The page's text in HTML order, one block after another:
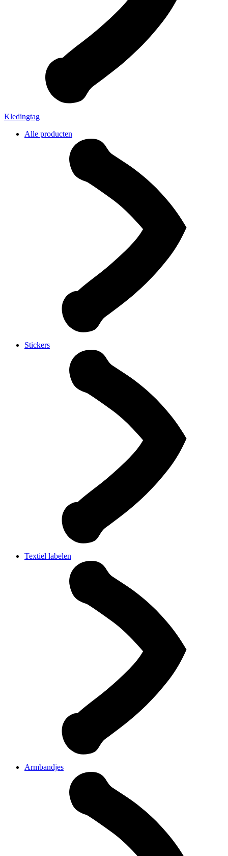
Kledingtag
Alle producten
Stickers
Textiel labelen
Armbandjes